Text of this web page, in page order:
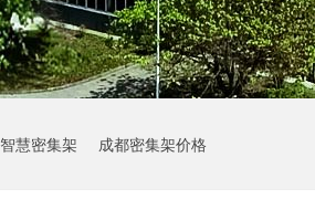
智慧密集架 成都密集架价格